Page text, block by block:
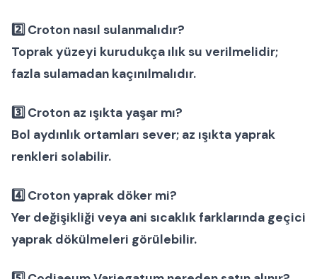
2️⃣ Croton nasıl sulanmalıdır?
Toprak yüzeyi kurudukça ılık su verilmelidir;
fazla sulamadan kaçınılmalıdır.
3️⃣ Croton az ışıkta yaşar mı?
Bol aydınlık ortamları sever; az ışıkta yaprak
renkleri solabilir.
4️⃣ Croton yaprak döker mi?
Yer değişikliği veya ani sıcaklık farklarında geçici
yaprak dökülmeleri görülebilir.